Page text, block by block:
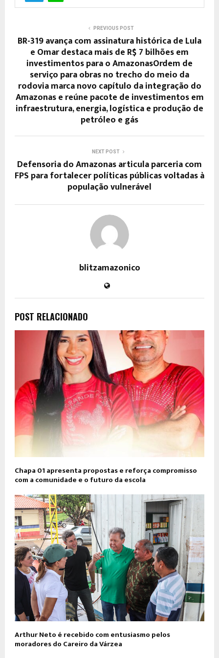
PREVIOUS POST
BR-319 avança com assinatura histórica de Lula
e Omar destaca mais de R$ 7 bilhões em
investimentos para o AmazonasOrdem de
serviço para obras no trecho do meio da
rodovia marca novo capítulo da integração do
Amazonas e reúne pacote de investimentos em
infraestrutura, energia, logística e produção de
petróleo e gás
NEXT POST
Defensoria do Amazonas articula parceria com
FPS para fortalecer políticas públicas voltadas à
população vulnerável
blitzamazonico
POST RELACIONADO
Chapa 01 apresenta propostas e reforça compromisso
com a comunidade e o futuro da escola
Arthur Neto é recebido com entusiasmo pelos
moradores do Careiro da Várzea